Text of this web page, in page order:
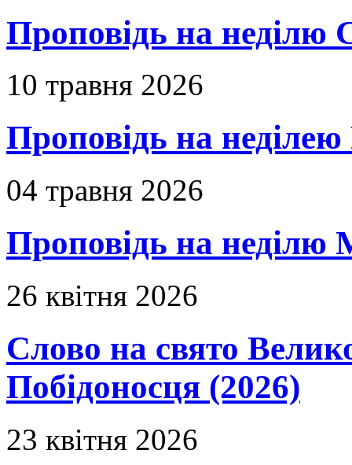
Проповідь на неділю
10 травня 2026
Проповідь на неділею
04 травня 2026
Проповідь на неділю
26 квітня 2026
Слово на свято
Побідоносця (2026)
23 квітня 2026